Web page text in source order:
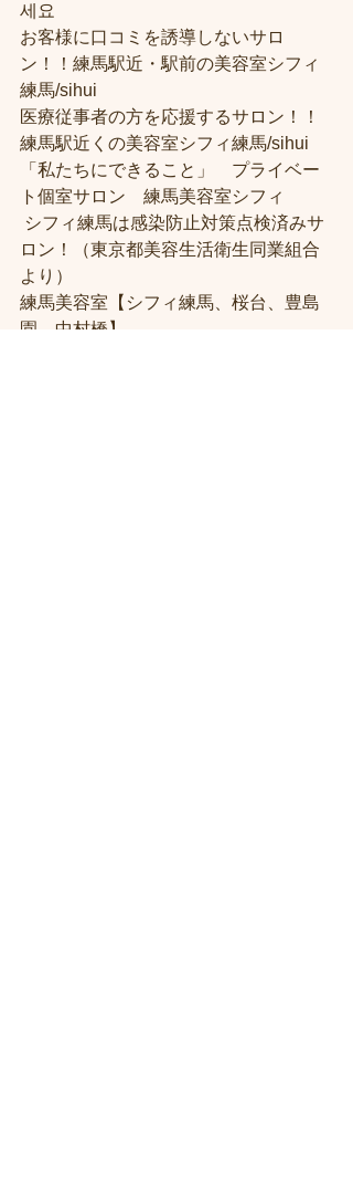
세요
お客様に口コミを誘導しないサロ
ン！！練馬駅近・駅前の美容室シフィ
練馬/sihui
医療従事者の方を応援するサロン！！
練馬駅近くの美容室シフィ練馬/sihui
「私たちにできること」　プライベー
ト個室サロン　練馬美容室シフィ
ロン！（東京都美容生活衛生同業組合
より）
練馬美容室【シフィ練馬、桜台、豊島
園、中村橋】